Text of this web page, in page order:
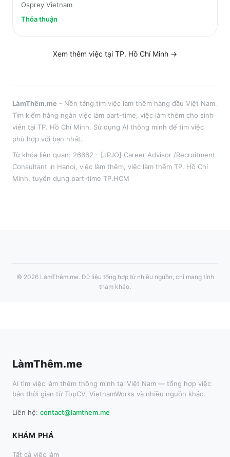
Osprey Vietnam
Thỏa thuận
Xem thêm việc tại TP. Hồ Chí Minh →
LàmThêm.me - Nền tảng tìm việc làm thêm hàng đầu Việt Nam.
Tìm kiếm hàng ngàn việc làm part-time, việc làm thêm cho sinh
viên tại TP. Hồ Chí Minh. Sử dụng AI thông minh để tìm việc
phù hợp với bạn nhất.
Từ khóa liên quan: 26662 - [JPJO] Career Advisor /Recruitment
Consultant in Hanoi việc làm thêm , việc làm thêm TP. Hồ Chí
Minh , tuyển dụng part-time TP.HCM
© 2026 LàmThêm.me. Dữ liệu tổng hợp từ nhiều nguồn, chỉ mang tính
tham khảo.
LàmThêm.me
AI tìm việc làm thêm thông minh tại Việt Nam — tổng hợp việc
bán thời gian từ TopCV, VietnamWorks và nhiều nguồn khác.
Liên hệ: contact@lamthem.me
KHÁM PHÁ
Tất cả việc làm